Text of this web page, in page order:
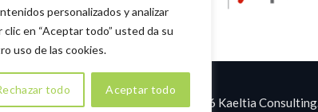
personalizados y analizar
en “Aceptar todo” usted da su
uso de las cookies.
todo Aceptar todo
Copyright © 2026 Kaeltia Consulting.